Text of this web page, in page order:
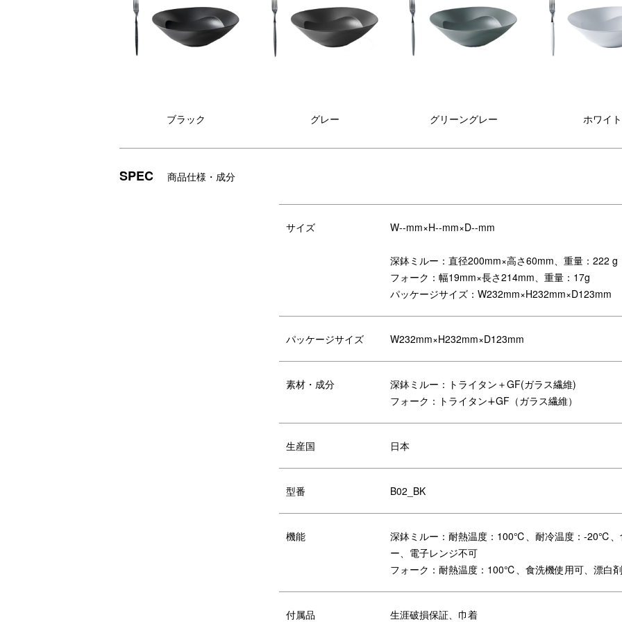
い、刻印位置を変更いたします。裏面
割れ・欠けの心配がない、非常に丈夫な素材です。
また、お気に入りのカトラリーとお使いいただいても傷がつきにくいです。
万が一割れ欠けが起こった場合、ARASにお送りいただければ無償で新しいものと交換致します。
※送料はご負担となります。※ARASが続く限りの提供となります。交換をご希望の際は、添付の保証書を確認の上
シリーズ バリエーション
ブラック グレー グリーングレー ホワイト
SPEC 商品仕様・成分
サイズ W--mm×H--mm×D--mm
深鉢ミルー：直径200mm×高さ60mm、重量：222 g
フォーク：幅19mm×長さ214mm、重量：17g
パッケージサイズ：W232mm×H232mm×D123mm
パッケージサイズ W232mm×H232mm×D123mm
素材・成分
深鉢ミルー：トライタン＋GF(ガラス繊維)
フォーク：トライタン∔GF（ガラス繊維）
生産国 日本
型番 B02_BK
機能
深鉢ミルー：耐熱温度：100℃、耐冷温度：-20℃、
ー、電子レンジ不可
フォーク：耐熱温度：100℃、食洗機使用可、漂白
付属品 生涯破損保証、巾着